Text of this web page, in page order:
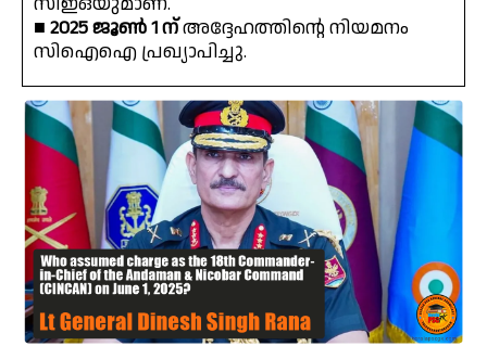
■ 2025 ജൂൺ 1 ന്അദ്ദേഹത്തിന്റെ നിയമനം
സിഐഐ പ്രഖ്യാപിച്ചു.